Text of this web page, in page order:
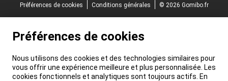
Préférences de cookies
Conditions générales © 2026 Gomibo.fr
Préférences de cookies
Nous utilisons des cookies et des technologies similaires pour
vous offrir une expérience meilleure et plus personnalisée. Les
cookies fonctionnels et analytiques sont toujours actifs. En